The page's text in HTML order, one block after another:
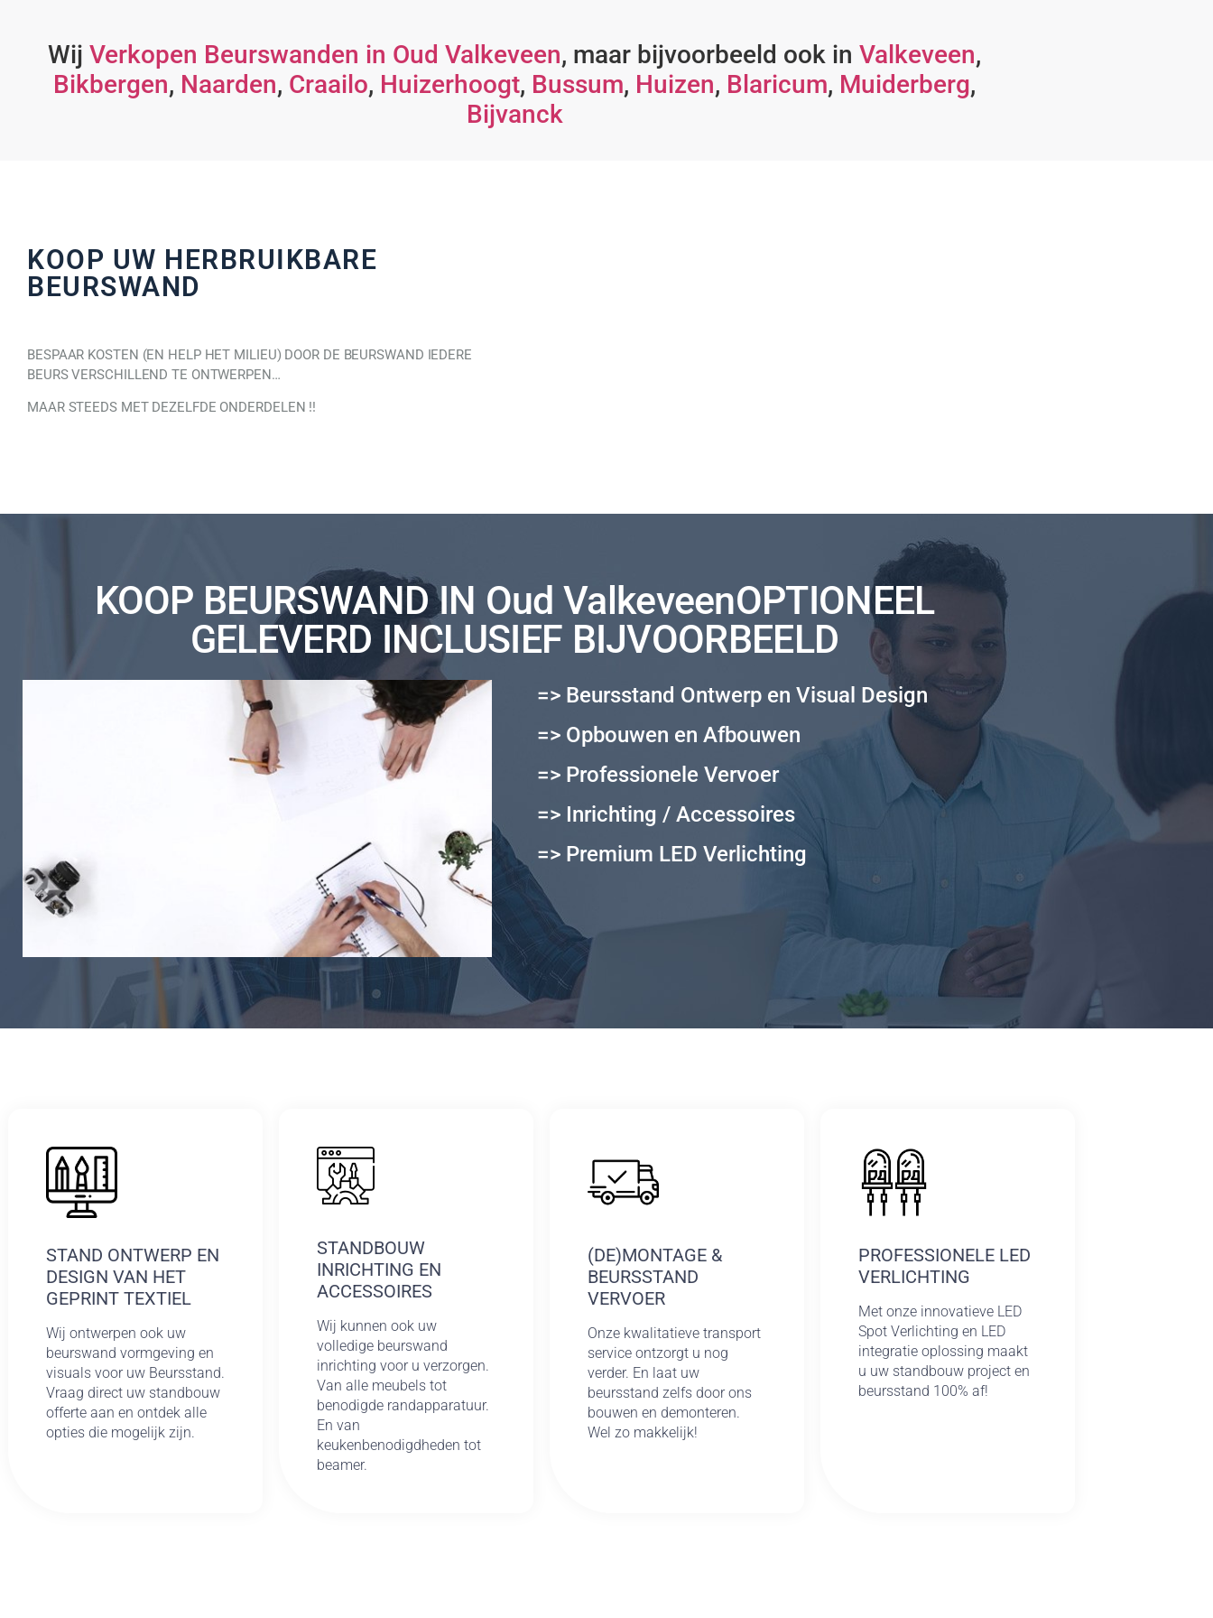
Wij Verkopen Beurswanden in Oud Valkeveen, maar bijvoorbeeld ook in Valkeveen,
Bikbergen, Naarden, Craailo, Huizerhoogt, Bussum, Huizen, Blaricum, Muiderberg,
Bijvanck
KOOP UW HERBRUIKBARE
BEURSWAND
BESPAAR KOSTEN (EN HELP HET MILIEU) DOOR DE BEURSWAND IEDERE
BEURS VERSCHILLEND TE ONTWERPEN…
MAAR STEEDS MET DEZELFDE ONDERDELEN !!
KOOP BEURSWAND IN Oud ValkeveenOPTIONEEL
GELEVERD INCLUSIEF BIJVOORBEELD
=> Beursstand Ontwerp en Visual Design
=> Opbouwen en Afbouwen
=> Professionele Vervoer
=> Inrichting / Accessoires
=> Premium LED Verlichting
STAND ONTWERP EN
DESIGN VAN HET
GEPRINT TEXTIEL
Wij ontwerpen ook uw
beurswand vormgeving en
visuals voor uw Beursstand.
Vraag direct uw standbouw
offerte aan en ontdek alle
opties die mogelijk zijn.
STANDBOUW
INRICHTING EN
ACCESSOIRES
Wij kunnen ook uw
volledige beurswand
inrichting voor u verzorgen.
Van alle meubels tot
benodigde randapparatuur.
En van
keukenbenodigdheden tot
beamer.
(DE)MONTAGE &
BEURSSTAND
VERVOER
Onze kwalitatieve transport
service ontzorgt u nog
verder. En laat uw
beursstand zelfs door ons
bouwen en demonteren.
Wel zo makkelijk!
PROFESSIONELE LED
VERLICHTING
Met onze innovatieve LED
Spot Verlichting en LED
integratie oplossing maakt
u uw standbouw project en
beursstand 100% af!